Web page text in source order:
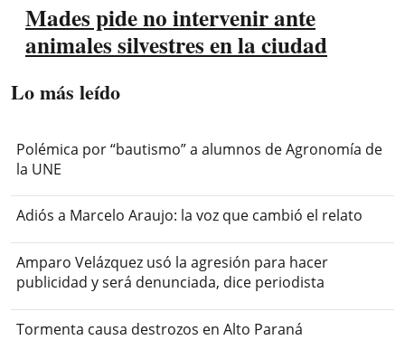
Mades pide no intervenir ante
animales silvestres en la ciudad
Lo más leído
Polémica por “bautismo” a alumnos de Agronomía de
la UNE
Adiós a Marcelo Araujo: la voz que cambió el relato
Amparo Velázquez usó la agresión para hacer
publicidad y será denunciada, dice periodista
Tormenta causa destrozos en Alto Paraná